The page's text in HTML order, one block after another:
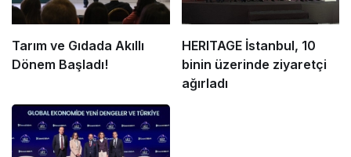
Tarım ve Gıdada Akıllı
Dönem Başladı!
HERITAGE İstanbul, 10
binin üzerinde ziyaretçi
ağırladı